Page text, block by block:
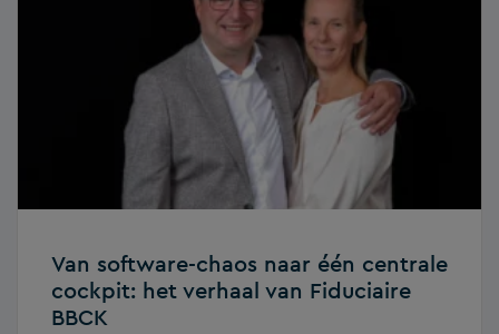
Van software-chaos naar één centrale
cockpit: het verhaal van Fiduciaire
BBCK